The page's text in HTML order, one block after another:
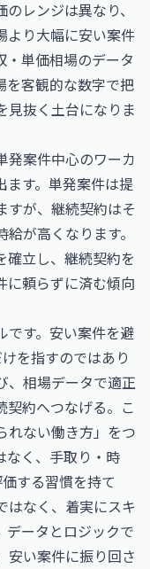
レンジは異なり、
より大幅に安い案件
・単価相場のデータ
を客観的な数字で把
見抜く土台になりま
発案件中心のワーカ
ます。単発案件は提
すが、継続契約はそ
が高くなります。
確立し、継続契約を
に頼らずに済む傾向
です。安い案件を避
を指すのではあり
、相場データで適正
契約へつなげる。こ
れない働き方」をつ
なく、手取り・時
する習慣を持て
はなく、着実にスキ
データとロジックで
安い案件に振り回さ